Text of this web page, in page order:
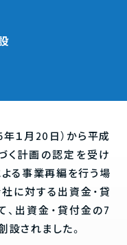
１月20日）から平成
く計画の認定を受け
る事業再編を行う場
に対する出資金・貸
出資金・貸付金の7
されました。